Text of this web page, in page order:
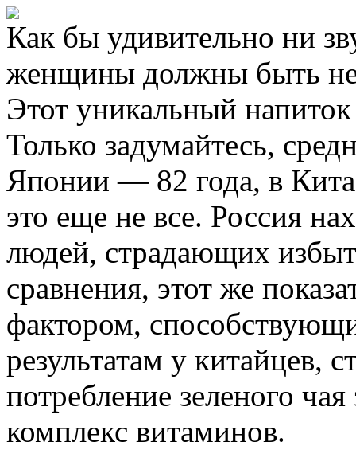
Как бы удивительно ни
женщины должны быть не
Этот уникальный
Только задумайтесь,
Японии — 82 года, в
это еще не все. Россия
людей, страдающих
сравнения, этот же
фактором,
результатам у китайцев,
потребление зеленого
комплекс витаминов.